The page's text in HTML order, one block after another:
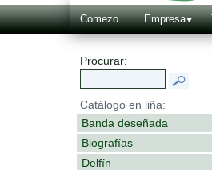
Comezo Empresa
Procurar:
Catálogo en liña:
Banda deseñada
Biografías
Delfín